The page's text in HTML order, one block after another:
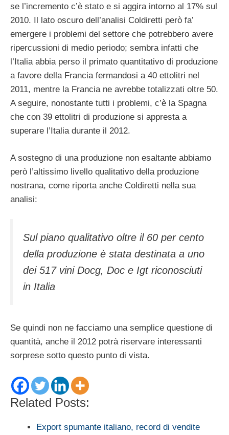
se l’incremento c’è stato e si aggira intorno al 17% sul
2010. Il lato oscuro dell’analisi Coldiretti però fa’
emergere i problemi del settore che potrebbero avere
ripercussioni di medio periodo; sembra infatti che
l’Italia abbia perso il primato quantitativo di produzione
a favore della Francia fermandosi a 40 ettolitri nel
2011, mentre la Francia ne avrebbe totalizzati oltre 50.
A seguire, nonostante tutti i problemi, c’è la Spagna
che con 39 ettolitri di produzione si appresta a
superare l’Italia durante il 2012.
A sostegno di una produzione non esaltante abbiamo
però l’altissimo livello qualitativo della produzione
nostrana, come riporta anche Coldiretti nella sua
analisi:
Sul piano qualitativo oltre il 60 per cento
della produzione è stata destinata a uno
dei 517 vini Docg, Doc e Igt riconosciuti
in Italia
Se quindi non ne facciamo una semplice questione di
quantità, anche il 2012 potrà riservare interessanti
sorprese sotto questo punto di vista.
Related Posts:
Export spumante italiano, record di vendite